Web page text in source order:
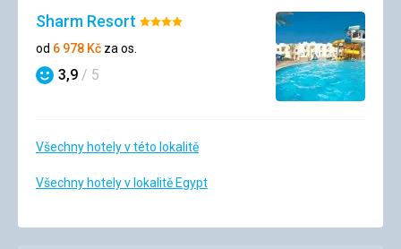
Sharm Resort Hodnocení:
od 6 978 Kč za os.
Hodnocení
3,9 / 5
Všechny hotely v této lokalitě
Všechny hotely v lokalitě Egypt